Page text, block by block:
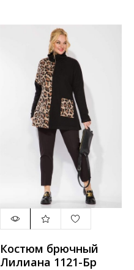
Костюм брючный
Лилиана 1121-Бр